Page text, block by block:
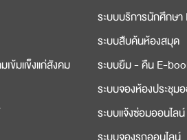
เข้มแข็งแก่สังคม
ระบบบริการนักศึกษา
ระบบสืบค้นห้องสมุด
ระบบยืม - คืน E-
ระบบจองห้องประชุม
ระบบแจ้งซ่อมออนไลน์